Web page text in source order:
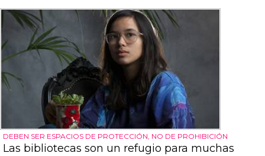
DEBEN SER ESPACIOS DE PROTECCIÓN, NO DE PROHIBICIÓN
Las bibliotecas son un refugio para muchas